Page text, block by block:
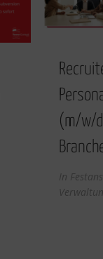
(m/w/
In